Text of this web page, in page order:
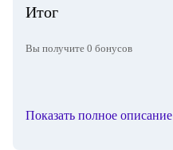
Итог
Вы получите 0 бонусов
Показать полное описание